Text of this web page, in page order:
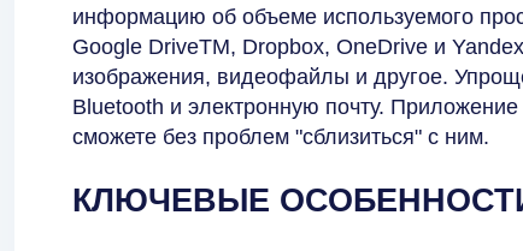
информацию об объеме используемого
Google DriveTM, Dropbox, OneDrive и
изображения, видеофайлы и другое.
Bluetooth и электронную почту.
сможете без проблем "сблизиться" с ним.
КЛЮЧЕВЫЕ